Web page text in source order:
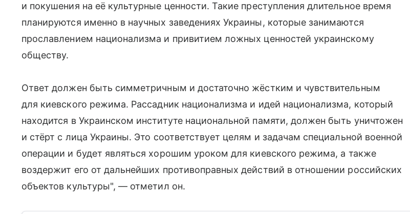
и покушения на её культурные ценности. Такие преступления длительное время
планируются именно в научных заведениях Украины, которые занимаются
прославлением национализма и привитием ложных ценностей украинскому
обществу.
Ответ должен быть симметричным и достаточно жёстким и чувствительным
для киевского режима. Рассадник национализма и идей национализма, который
находится в Украинском институте национальной памяти, должен быть уничтожен
и стёрт с лица Украины. Это соответствует целям и задачам специальной военной
операции и будет являться хорошим уроком для киевского режима, а также
воздержит его от дальнейших противоправных действий в отношении российских
объектов культуры", — отметил он.